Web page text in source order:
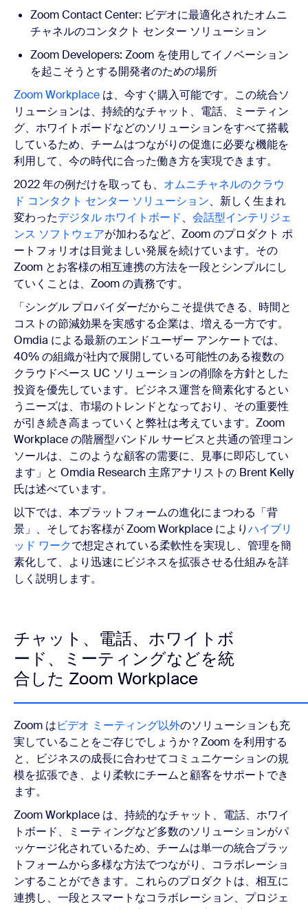
Zoom Contact Center: ビデオに最適化されたオムニ
チャネルのコンタクト センター ソリューション
Zoom Developers: Zoom を使用してイノベーション
を起こそうとする開発者のための場所
Zoom Workplace は、今すぐ購入可能です。この統合ソ
リューションは、持続的なチャット、電話、ミーティン
グ、ホワイトボードなどのソリューションをすべて搭載
しているため、チームはつながりの促進に必要な機能を
利用して、今の時代に合った働き方を実現できます。
2022 年の例だけを取っても、 オムニチャネルのクラウ
ド コンタクト センター ソリューション、新しく生まれ
変わったデジタル ホワイトボード、 会話型インテリジェ
ンス ソフトウェアが加わるなど、Zoom のプロダクト ポ
ートフォリオは目覚ましい発展を続けています。その
Zoom とお客様の相互連携の方法を一段とシンプルにし
ていくことは、Zoom の責務です。
「シングル プロバイダーだからこそ提供できる、時間と
コストの節減効果を実感する企業は、増える一方です。
Omdia による最新のエンドユーザー アンケートでは、
40% の組織が社内で展開している可能性のある複数の
クラウドベース UC ソリューションの削除を方針とした
投資を優先しています。ビジネス運営を簡素化するとい
うニーズは、市場のトレンドとなっており、その重要性
が引き続き高まっていくと弊社は考えています。Zoom
Workplace の階層型バンドル サービスと共通の管理コン
ソールは、このような顧客の需要に、見事に即応してい
ます」と Omdia Research 主席アナリストの Brent Kelly
氏は述べています。
以下では、本プラットフォームの進化にまつわる「背
景」、そしてお客様が Zoom Workplace によりハイブリ
ッド ワークで想定されている柔軟性を実現し、管理を簡
素化して、より迅速にビジネスを拡張させる仕組みを詳
しく説明します。
チャット、電話、ホワイトボ
ード、ミーティングなどを統
合した Zoom Workplace
Zoom はビデオ ミーティング以外のソリューションも充
実していることをご存じでしょうか？Zoom を利用する
と、ビジネスの成長に合わせてコミュニケーションの規
模を拡張でき、より柔軟にチームと顧客をサポートでき
ます。
Zoom Workplace は、持続的なチャット、電話、ホワイ
トボード、ミーティングなど多数のソリューションがパ
ッケージ化されているため、チームは単一の統合プラッ
トフォームから多様な方法でつながり、コラボレーショ
ンすることができます。これらのプロダクトは、相互に
連携し、一段とスマートなコラボレーション、プロジェ